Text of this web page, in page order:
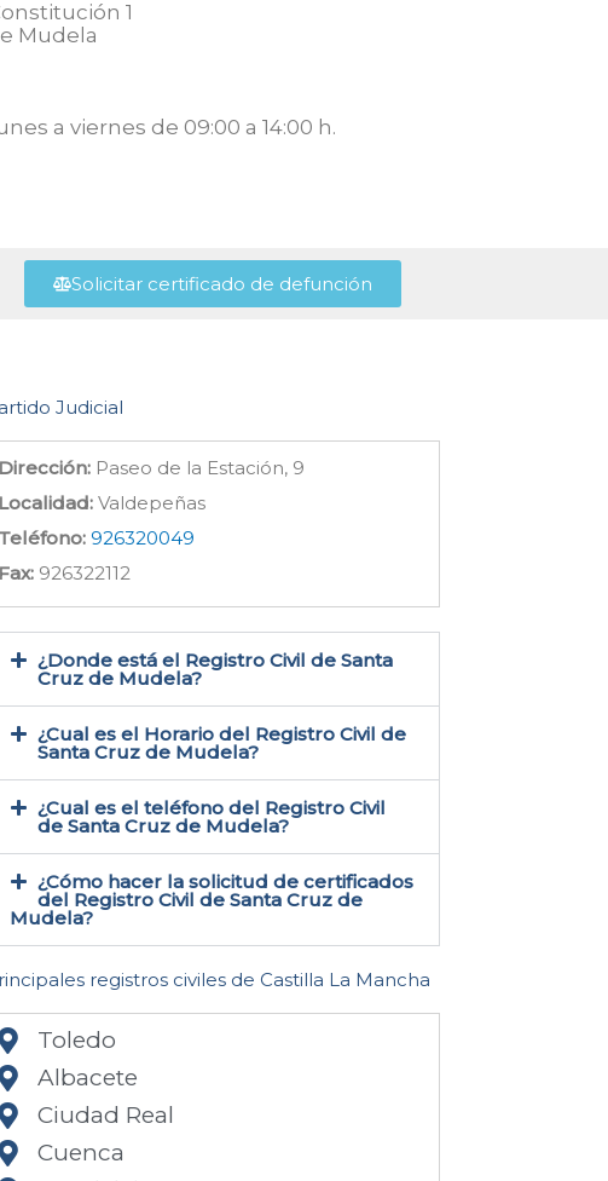
1
Mudela
a viernes de 09:00 a 14:00 h.
Solicitar certificado de defunción
Judicial
Dirección: Paseo de la Estación, 9
Localidad: Valdepeñas
Teléfono: 926320049
Fax: 926322112
¿Donde está el Registro Civil de Santa
Cruz de Mudela​?
¿Cual es el Horario del Registro Civil de
Santa Cruz de Mudela?
¿Cual es el teléfono del Registro Civil
de Santa Cruz de Mudela​?
¿Cómo hacer la solicitud de certificados
del Registro Civil de Santa Cruz de
Mudela​?
registros civiles de Castilla La Mancha
Toledo
Albacete
Ciudad Real
Cuenca